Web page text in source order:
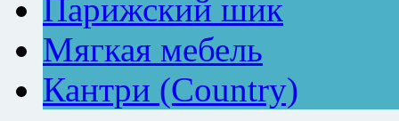
Парижский шик
Мягкая мебель
Кантри (Country)